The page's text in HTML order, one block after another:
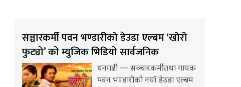
सञ्चारकर्मी पवन भण्डारीको डेउडा एल्बम ‘खोरो
फुट्यो’ को म्युजिक भिडियो सार्वजनिक
धनगढी — सञ्चारकर्मी तथा गायक
पवन भण्डारीको नयाँ डेउडा एल्बम